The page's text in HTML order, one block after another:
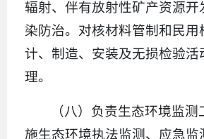
辐射、伴有放射性矿产资源开
染防治。对核材料管制和民用
计、制造、安装及无损检验活
理。
（八）负责生态环境监
施生态环境执法监测、应急监